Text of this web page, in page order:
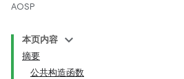
AOSP
本页内容
摘要
公共构造函数